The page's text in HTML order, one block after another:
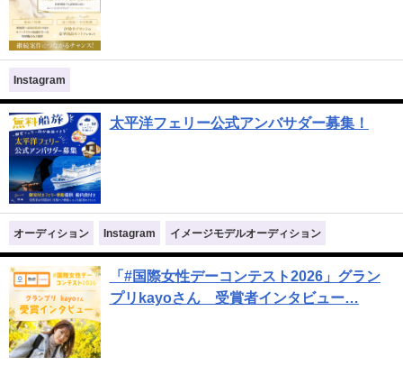
Instagram
太平洋フェリー公式アンバサダー募集！
オーディション Instagram イメージモデルオーディション
「#国際女性デーコンテスト2026」グラン
プリkayoさん 受賞者インタビュー…